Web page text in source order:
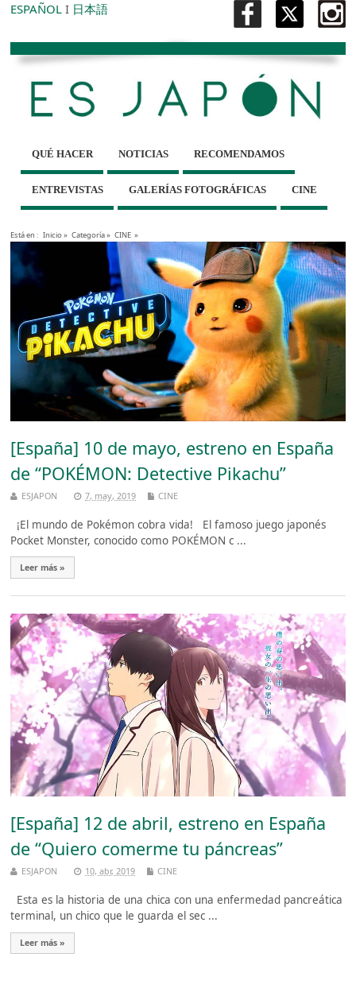
ESPAÑOL I 日本語
QUÉ HACER NOTICIAS RECOMENDAMOS
ENTREVISTAS GALERÍAS FOTOGRÁFICAS CINE
Está en : Inicio» Categoría » CINE»
[España] 10 de mayo, estreno en España
de “POKÉMON: Detective Pikachu”
ESJAPON 7, may, 2019 CINE
¡El mundo de Pokémon cobra vida! El famoso juego japonés
Pocket Monster, conocido como POKÉMON c ...
Leer más »
[España] 12 de abril, estreno en España
de “Quiero comerme tu páncreas”
ESJAPON 10, abr, 2019 CINE
Esta es la historia de una chica con una enfermedad pancreática
terminal, un chico que le guarda el sec ...
Leer más »